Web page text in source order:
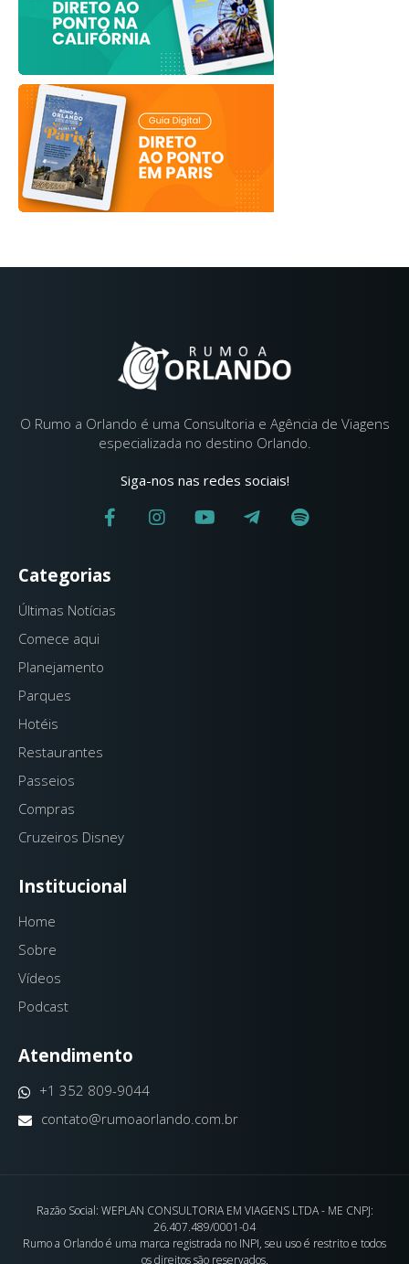
O Rumo a Orlando é uma Consultoria e Agência de Viagens
especializada no destino Orlando.
Siga-nos nas redes sociais!
Categorias
Últimas Notícias
Comece aqui
Planejamento
Parques
Hotéis
Restaurantes
Passeios
Compras
Cruzeiros Disney
Institucional
Home
Sobre
Vídeos
Podcast
Atendimento
+1 352 809-9044
contato@rumoaorlando.com.br
Razão Social: WEPLAN CONSULTORIA EM VIAGENS LTDA - ME CNPJ:
26.407.489/0001-04
Rumo a Orlando é uma marca registrada no INPI, seu uso é restrito e todos
os direitos são reservados.